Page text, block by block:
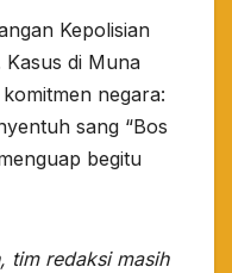
Kepolisian
Kasus di Muna
negara:
sang “Bos
begitu
tim redaksi masih